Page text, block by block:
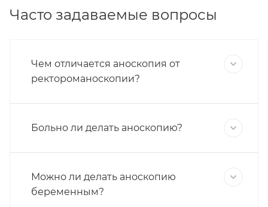
Часто задаваемые вопросы
Чем отличается аноскопия от
ректороманоскопии?
Больно ли делать аноскопию?
Можно ли делать аноскопию
беременным?